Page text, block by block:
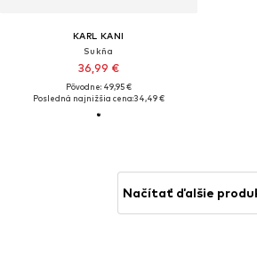
KARL KANI
Sukňa
36,99 €
Pôvodne: 49,95 €
Posledná najnižšia cena:34,49 €
Načítať ďalšie